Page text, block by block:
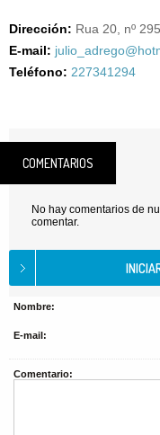
Dirección: Rua 20, nº
E-mail:
Teléfono: 227341294
COMENTARIOS
No hay comentarios de
comentar.
Nombre:
E-mail:
Comentario: